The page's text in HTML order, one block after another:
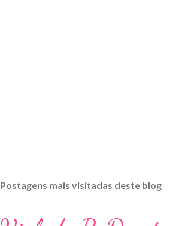
Postagens mais visitadas deste blog